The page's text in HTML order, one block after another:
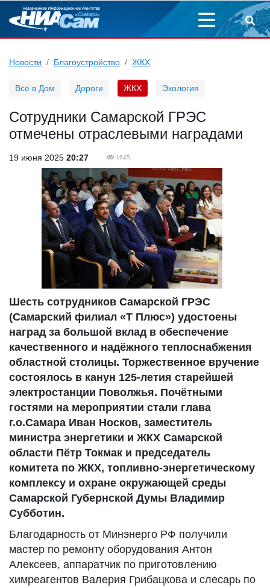
Новости Благоустройство ЖКХ
Всё в Дом Дороги ЖКХ Экология
Сотрудники Самарской ГРЭС
отмечены отраслевыми наградами
19 июня 2025 20:27 1645
Шесть сотрудников Самарской ГРЭС
(Самарский филиал «Т Плюс») удостоены
наград за большой вклад в обеспечение
качественного и надёжного теплоснабжения
областной столицы. Торжественное вручение
состоялось в канун 125-летия старейшей
электростанции Поволжья. Почётными
гостями на мероприятии стали глава
г.о.Самара Иван Носков, заместитель
министра энергетики и ЖКХ Самарской
области Пётр Токмак и председатель
комитета по ЖКХ, топливно-энергетическому
комплексу и охране окружающей среды
Самарской Губернской Думы Владимир
Субботин.
Благодарность от Минэнерго РФ получили
мастер по ремонту оборудования Антон
Алексеев, аппаратчик по приготовлению
химреагентов Валерия Грибацкова и слесарь по